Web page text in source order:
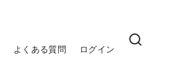
よくある質問 ログイン